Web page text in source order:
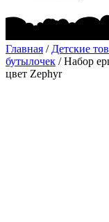
Главная / Детские
бутылочек / Набор
цвет Zephyr